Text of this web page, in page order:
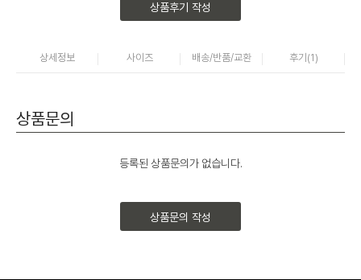
상품후기 작성
상세정보 사이즈 배송/반품/교환 후기(1)
상품문의
등록된 상품문의가 없습니다.
상품문의 작성